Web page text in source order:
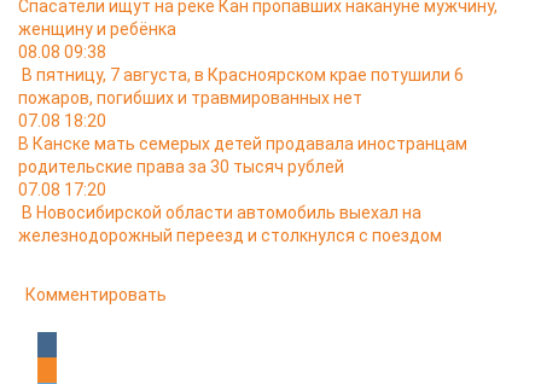
Спасатели ищут на реке Кан пропавших накануне мужчину,
женщину и ребёнка
08.08 09:38
В пятницу, 7 августа, в Красноярском крае потушили 6
пожаров, погибших и травмированных нет
07.08 18:20
В Канске мать семерых детей продавала иностранцам
родительские права за 30 тысяч рублей
07.08 17:20
В Новосибирской области автомобиль выехал на
железнодорожный переезд и столкнулся с поездом
Комментировать